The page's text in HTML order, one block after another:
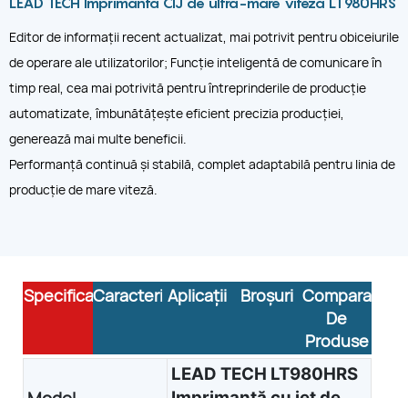
Editor de informații recent actualizat, mai potrivit pentru obiceiurile
de operare ale utilizatorilor; Funcție inteligentă de comunicare în
timp real, cea mai potrivită pentru întreprinderile de producție
automatizate, îmbunătățește eficient precizia producției,
generează mai multe beneficii.
Performanță continuă și stabilă, complet adaptabilă pentru linia de
producție de mare viteză.
SpecificațiiCaracteristiciAplicații Broșuri Comparație
De
Produse
LEAD TECH LT980HRS
TECH Imprimantă cu jet de cerneală LT980 HRS